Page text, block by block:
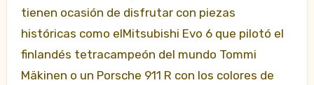
tienen ocasión de disfrutar con piezas
históricas como elMitsubishi Evo 6 que pilotó el
finlandés tetracampeón del mundo Tommi
Mäkinen o un Porsche 911 R con los colores de